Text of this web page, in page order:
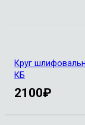
Круг
КБ
2100₽